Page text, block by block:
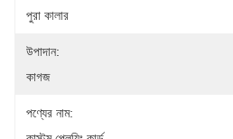
পুরা কালার
উপাদান:
কাগজ
পণ্যের নাম: